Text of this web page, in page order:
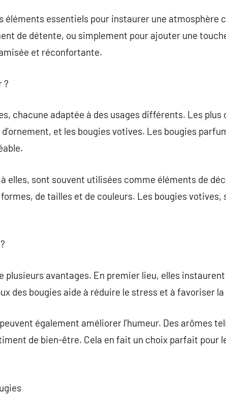
éléments essentiels pour instaurer une atmosphère
de détente, ou simplement pour ajouter une
et réconfortante.
?
chacune adaptée à des usages différents. Les
et les bougies votives. Les bougies
elles, sont souvent utilisées comme éléments de
de tailles et de couleurs. Les bougies
plusieurs avantages. En premier lieu, elles
des bougies aide à réduire le stress et à favoriser
également améliorer l’humeur. Des arômes
de bien-être. Cela en fait un choix parfait pour